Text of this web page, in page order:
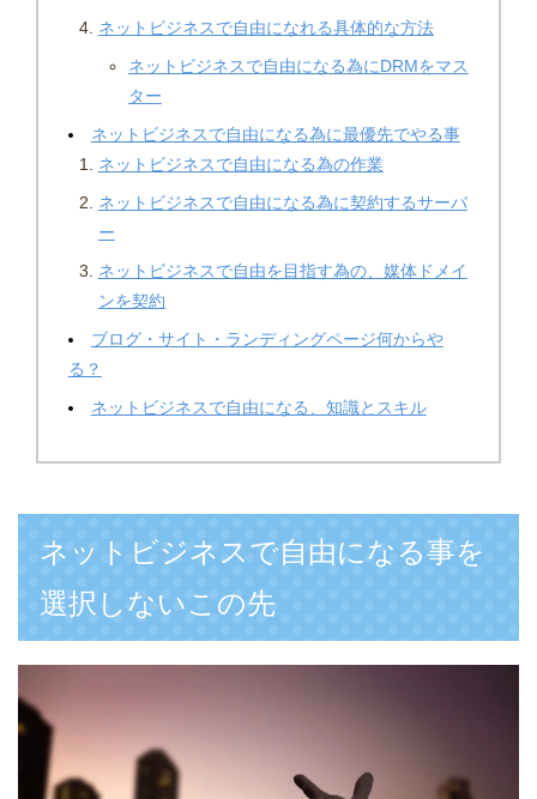
ネットビジネスで自由になれる具体的な方法
ネットビジネスで自由になる為にDRMをマス
ター
ネットビジネスで自由になる為に最優先でやる事
ネットビジネスで自由になる為の作業
ネットビジネスで自由になる為に契約するサーバ
ー
ネットビジネスで自由を目指す為の、媒体ドメイ
ンを契約
ブログ・サイト・ランディングページ何からや
る？
ネットビジネスで自由になる、知識とスキル
ネットビジネスで自由になる事を
選択しないこの先